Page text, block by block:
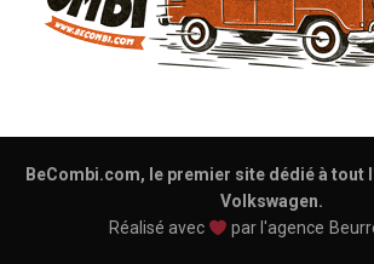
BeCombi.com, le premier site dédié à tout
Volkswagen.
Réalisé avec
par l'agence